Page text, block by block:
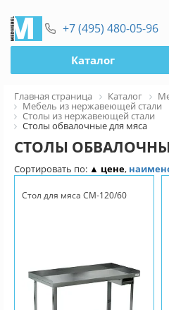
+7 (495) 480-05-96
Каталог
Главная страница Каталог
Мебель из нержавеющей стали
Столы из нержавеющей стали
Столы обвалочные для мяса
СТОЛЫ
Сортировать по: ▲ цене,
Стол для мяса СМ-120/60